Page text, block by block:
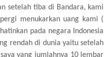
setelah tiba di Bandara, kami
menukarkan uang kami (
pada negara Indonesia
rendah di dunia yaitu setelah
yang jumlahnya 10 lembar